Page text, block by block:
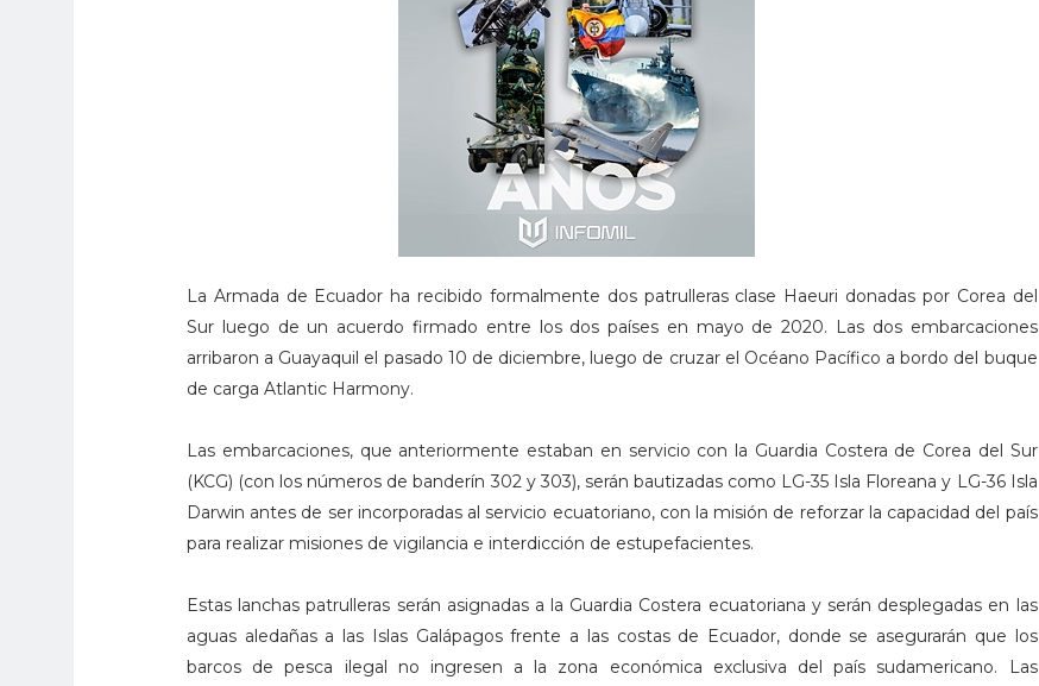
La Armada de Ecuador ha recibido formalmente dos patrulleras clase Haeuri donadas por Corea del
Sur luego de un acuerdo firmado entre los dos países en mayo de 2020. Las dos embarcaciones
arribaron a Guayaquil el pasado 10 de diciembre, luego de cruzar el Océano Pacífico a bordo del buque
de carga Atlantic Harmony.
Las embarcaciones, que anteriormente estaban en servicio con la Guardia Costera de Corea del Sur
(KCG) (con los números de banderín 302 y 303), serán bautizadas como LG-35 Isla Floreana y LG-36 Isla
Darwin antes de ser incorporadas al servicio ecuatoriano, con la misión de reforzar la capacidad del país
para realizar misiones de vigilancia e interdicción de estupefacientes.
Estas lanchas patrulleras serán asignadas a la Guardia Costera ecuatoriana y serán desplegadas en las
aguas aledañas a las Islas Galápagos frente a las costas de Ecuador, donde se asegurarán que los
barcos de pesca ilegal no ingresen a la zona económica exclusiva del país sudamericano. Las